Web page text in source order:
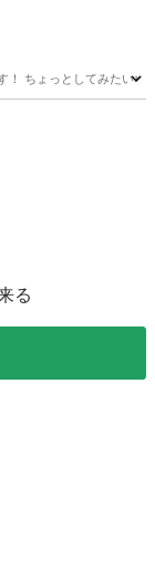
ちょっとしてみたい
る